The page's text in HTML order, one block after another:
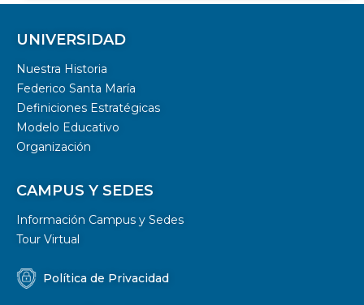
UNIVERSIDAD
Nuestra Historia
Federico Santa María
Definiciones Estratégicas
Modelo Educativo
Organización
CAMPUS Y SEDES
Información Campus y Sedes
Tour Virtual
Política de Privacidad